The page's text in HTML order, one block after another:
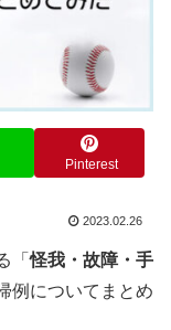
Pinterest
2023.02.26
「怪我・故障・手
例についてまとめ